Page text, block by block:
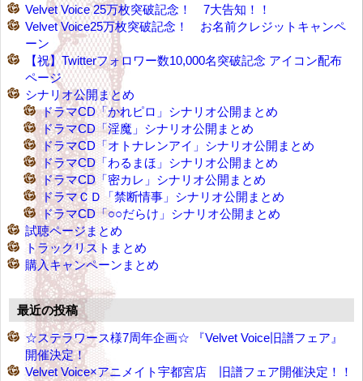
Velvet Voice 25万枚突破記念！ 7大告知！！
Velvet Voice25万枚突破記念！ お名前クレジットキャンペ
ーン
【祝】Twitterフォロワー数10,000名突破記念 アイコン配布
ページ
シナリオ公開まとめ
ドラマCD「かれピロ」シナリオ公開まとめ
ドラマCD「淫魔」シナリオ公開まとめ
ドラマCD「オトナレンアイ」シナリオ公開まとめ
ドラマCD「わるまほ」シナリオ公開まとめ
ドラマCD「密カレ」シナリオ公開まとめ
ドラマＣＤ「禁断情事」シナリオ公開まとめ
ドラマCD「○○だらけ」シナリオ公開まとめ
試聴ページまとめ
トラックリストまとめ
購入キャンペーンまとめ
最近の投稿
☆ステラワース様7周年企画☆ 『Velvet Voice旧譜フェア』
開催決定！
Velvet Voice×アニメイト宇都宮店 旧譜フェア開催決定！！